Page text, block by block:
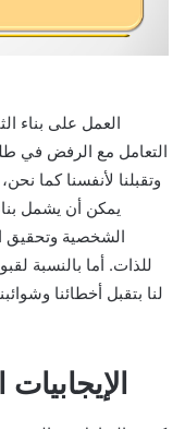
العمل على بناء
التعامل مع الرفض في
وتقبلنا لأنفسنا كما
يمكن أن يشمل
الشخصية وتحقيق
للذات. أما بالنسبة
لنا بتقبل أخطائنا